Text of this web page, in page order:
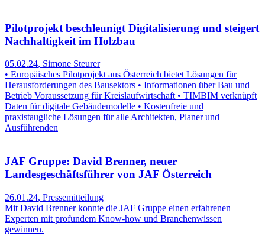
Pilotprojekt beschleunigt Digitalisierung und steigert
Nachhaltigkeit im Holzbau
05.02.24, Simone Steurer
• Europäisches Pilotprojekt aus Österreich bietet Lösungen für
Herausforderungen des Bausektors • Informationen über Bau und
Betrieb Voraussetzung für Kreislaufwirtschaft • TIMBIM verknüpft
Daten für digitale Gebäudemodelle • Kostenfreie und
praxistaugliche Lösungen für alle Architekten, Planer und
Ausführenden
JAF Gruppe: David Brenner, neuer
Landesgeschäftsführer von JAF Österreich
26.01.24, Pressemitteilung
Mit David Brenner konnte die JAF Gruppe einen erfahrenen
Experten mit profundem Know-how und Branchenwissen
gewinnen.